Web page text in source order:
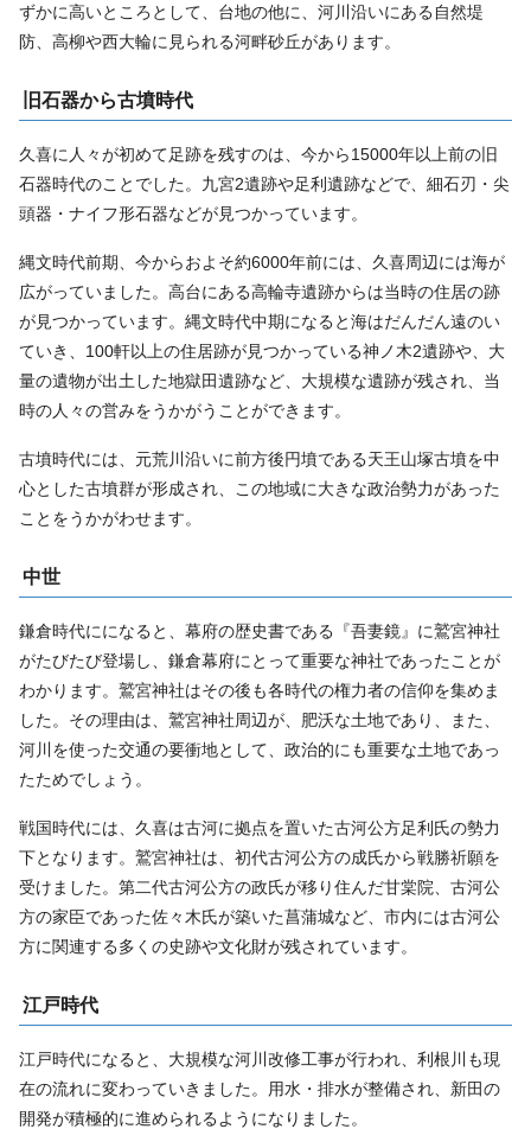
ずかに高いところとして、台地の他に、河川沿いにある自然堤
防、高柳や西大輪に見られる河畔砂丘があります。
旧石器から古墳時代
久喜に人々が初めて足跡を残すのは、今から15000年以上前の旧
石器時代のことでした。九宮2遺跡や足利遺跡などで、細石刃・尖
頭器・ナイフ形石器などが見つかっています。
縄文時代前期、今からおよそ約6000年前には、久喜周辺には海が
広がっていました。高台にある高輪寺遺跡からは当時の住居の跡
が見つかっています。縄文時代中期になると海はだんだん遠のい
ていき、100軒以上の住居跡が見つかっている神ノ木2遺跡や、大
量の遺物が出土した地獄田遺跡など、大規模な遺跡が残され、当
時の人々の営みをうかがうことができます。
古墳時代には、元荒川沿いに前方後円墳である天王山塚古墳を中
心とした古墳群が形成され、この地域に大きな政治勢力があった
ことをうかがわせます。
中世
鎌倉時代にになると、幕府の歴史書である『吾妻鏡』に鷲宮神社
がたびたび登場し、鎌倉幕府にとって重要な神社であったことが
わかります。鷲宮神社はその後も各時代の権力者の信仰を集めま
した。その理由は、鷲宮神社周辺が、肥沃な土地であり、また、
河川を使った交通の要衝地として、政治的にも重要な土地であっ
たためでしょう。
戦国時代には、久喜は古河に拠点を置いた古河公方足利氏の勢力
下となります。鷲宮神社は、初代古河公方の成氏から戦勝祈願を
受けました。第二代古河公方の政氏が移り住んだ甘棠院、古河公
方の家臣であった佐々木氏が築いた菖蒲城など、市内には古河公
方に関連する多くの史跡や文化財が残されています。
江戸時代
江戸時代になると、大規模な河川改修工事が行われ、利根川も現
在の流れに変わっていきました。用水・排水が整備され、新田の
開発が積極的に進められるようになりました。